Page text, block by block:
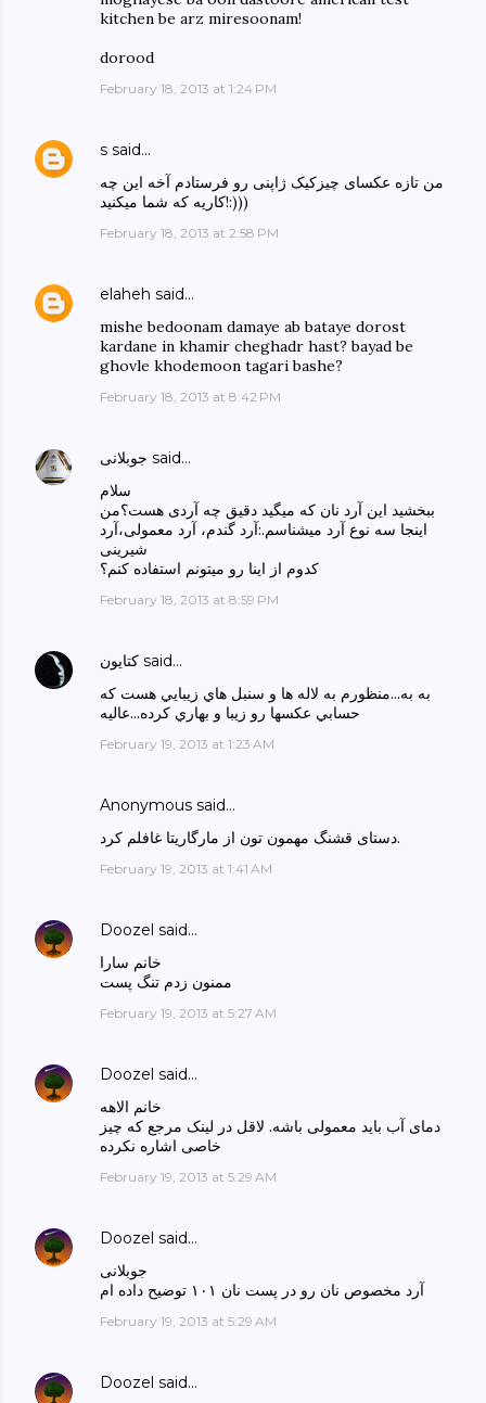
kitchen be arz miresoonam!
dorood
February 18, 2013 at 1:24 PM
s said…
من تازه عکسای چیزکیک ژاپنی رو فرستادم آخه این چه
کاریه که شما میکنید!:)))
February 18, 2013 at 2:58 PM
elaheh said…
mishe bedoonam damaye ab bataye dorost
kardane in khamir cheghadr hast? bayad be
ghovle khodemoon tagari bashe?
February 18, 2013 at 8:42 PM
جوبلانی said…
سلام
ببخشید این آرد نان که میگید دقیق چه آردی هست؟من
اینجا سه نوع آرد میشناسم.:آرد گندم، آرد معمولی،آرد
شیرینی
کدوم از اینا رو میتونم استفاده کنم؟
February 18, 2013 at 8:59 PM
كتايون said…
به به...منظورم به لاله ها و سنبل هاي زيبايي هست كه
حسابي عكسها رو زيبا و بهاري كرده...عاليه
February 19, 2013 at 1:23 AM
Anonymous said…
دستای قشنگ مهمون تون از مارگاریتا غافلم کرد.
February 19, 2013 at 1:41 AM
Doozel said…
خانم سارا
ممنون زدم تنگ پست
February 19, 2013 at 5:27 AM
Doozel said…
خانم الاهه
دمای آب باید معمولی باشه. لاقل در لینک مرجع که چیز
خاصی اشاره نکرده
February 19, 2013 at 5:29 AM
Doozel said…
جوبلانی
آرد مخصوص نان رو در پست نان ۱۰۱ توضیح داده ام
February 19, 2013 at 5:29 AM
Doozel said…